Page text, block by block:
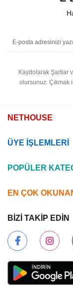
Kaydolarak Şartlar
olursunuz. Çıkmak
NETHOUSE
ÜYE İŞLEMLERİ
POPÜLER
EN ÇOK
BİZİ TAKİP EDİN